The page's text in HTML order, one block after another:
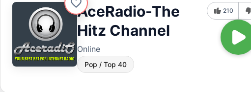
AceRadio-The
Hitz Channel
Online
Pop / Top 40
210